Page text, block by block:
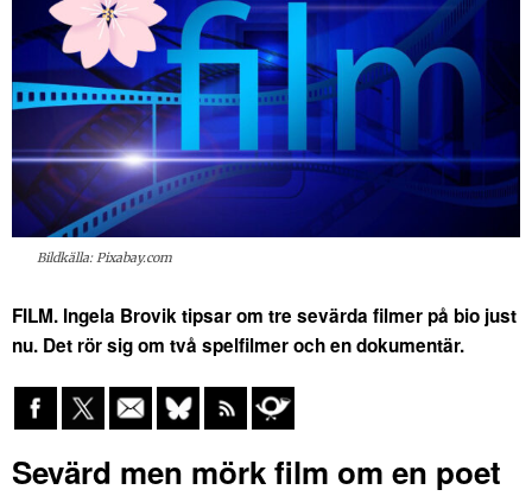
Bildkälla: Pixabay.com
FILM. Ingela Brovik tipsar om tre sevärda filmer på bio just
nu. Det rör sig om två spelfilmer och en dokumentär.
Sevärd men mörk film om en poet